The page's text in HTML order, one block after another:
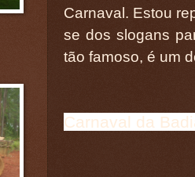
Carnaval. Estou
se dos slogans
tão famoso, é um
Carnaval da